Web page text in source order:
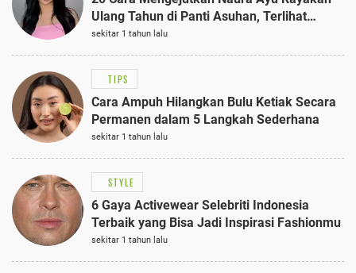
Ulang Tahun di Panti Asuhan, Terlihat
Anggun dengan Kaftan Cokelat
sekitar 1 tahun lalu
TIPS
Cara Ampuh Hilangkan Bulu Ketiak Secara
Permanen dalam 5 Langkah Sederhana
sekitar 1 tahun lalu
STYLE
6 Gaya Activewear Selebriti Indonesia
Terbaik yang Bisa Jadi Inspirasi Fashionmu
sekitar 1 tahun lalu